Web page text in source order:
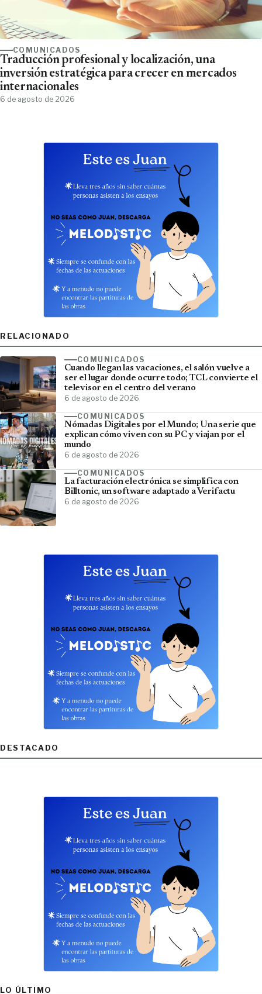
COMUNICADOS
Traducción profesional y localización, una
inversión estratégica para crecer en mercados
internacionales
6 de agosto de 2026
RELACIONADO
COMUNICADOS
Cuando llegan las vacaciones, el salón vuelve a
ser el lugar donde ocurre todo; TCL convierte el
televisor en el centro del verano
6 de agosto de 2026
COMUNICADOS
Nómadas Digitales por el Mundo; Una serie que
explican cómo viven con su PC y viajan por el
mundo
6 de agosto de 2026
COMUNICADOS
La facturación electrónica se simplifica con
Billtonic, un software adaptado a Verifactu
6 de agosto de 2026
DESTACADO
LO ÚLTIMO